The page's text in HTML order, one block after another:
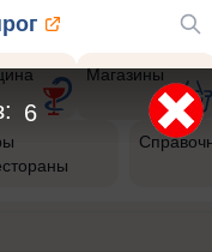
Магазины
6